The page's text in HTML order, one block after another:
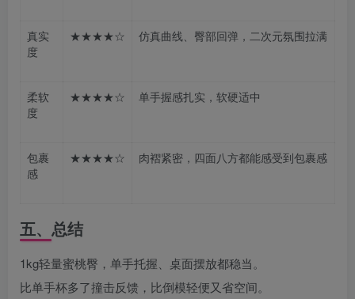
真实
度
★★★★☆ 仿真曲线、臀部回弹，二次元氛围拉满
柔软
度
★★★★☆ 单手握感扎实，软硬适中
包裹
感
★★★★☆ 肉褶紧密，四面八方都能感受到包裹感
五、总结
1kg轻量蜜桃臀，单手托握、桌面摆放都稳当。
比单手杯多了撞击反馈，比倒模轻便又省空间。